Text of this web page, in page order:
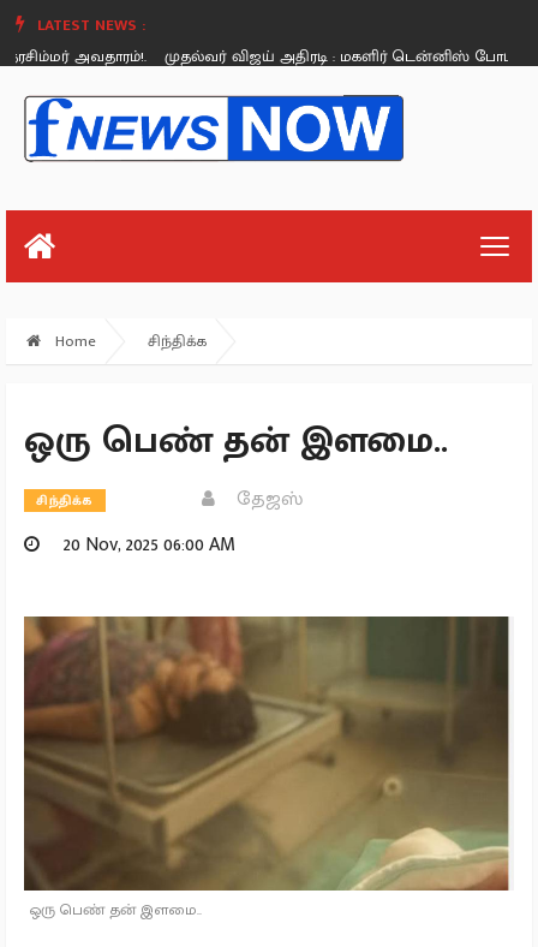
LATEST NEWS :
அவதாரம்!.
முதல்வர் விஜய் அதிரடி : மகளிர் டென்னிஸ் போட்டிக்கு
Thursday, August 26
Home சிந்திக்க
ஒரு பெண் தன் இளமை..
சிந்திக்க
தேஜஸ்
20 Nov, 2025 06:00 AM
ஒரு பெண் தன் இளமை..